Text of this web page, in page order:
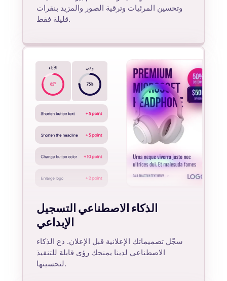
وتحسين المرئيات وترقية الصور والمزيد بنقرات
قليلة فقط.
الأداء
85%
وعي
75%
الذكاء الاصطناعي التسجيل
الإبداعي
سجّل تصميماتك الإعلانية قبل الإعلان. دع الذكاء
الاصطناعي لدينا يمنحك رؤى قابلة للتنفيذ
لتحسينها.